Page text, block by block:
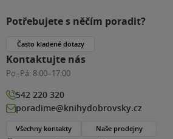
Potřebujete s něčím poradit?
Často kladené dotazy
Kontaktujte nás
Po–Pá: 8:00–17:00
542 220 320
poradime@knihydobrovsky.cz
Všechny kontakty Naše prodejny